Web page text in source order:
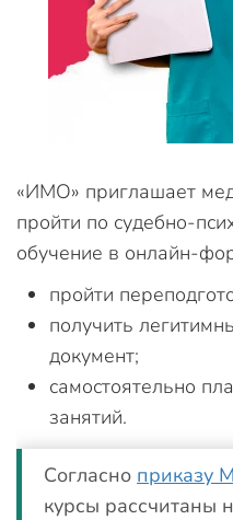
«ИМО» приглашает
пройти по судебно-
обучение в онлайн-
пройти
получить
документ;
самостоятельно
занятий.
Согласно приказу
курсы рассчитаны